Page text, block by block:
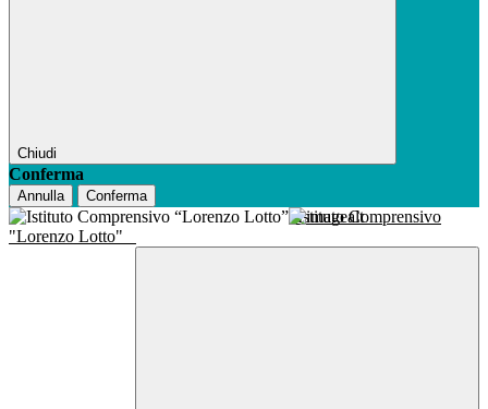
Chiudi
Conferma
Annulla Conferma
Istituto Comprensivo
"Lorenzo Lotto"